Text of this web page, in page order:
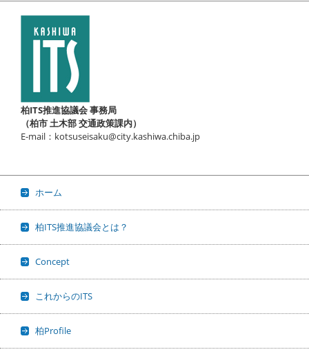
柏ITS推進協議会 事務局
（柏市 土木部 交通政策課内）
E-mail：kotsuseisaku@city.kashiwa.chiba.jp
ホーム
柏ITS推進協議会とは？
Concept
これからのITS
柏Profile